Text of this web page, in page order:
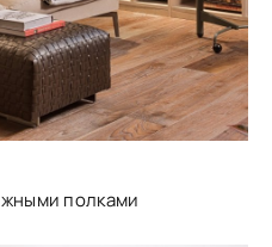
полками